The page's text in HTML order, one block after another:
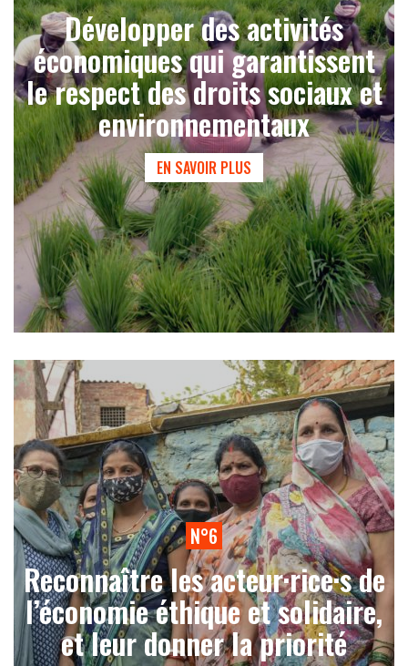
Développer des activités
économiques qui garantissent
le respect des droits sociaux et
environnementaux
EN SAVOIR PLUS
N°6
Reconnaître les acteur·rice·s de
l’économie éthique et solidaire,
et leur donner la priorité